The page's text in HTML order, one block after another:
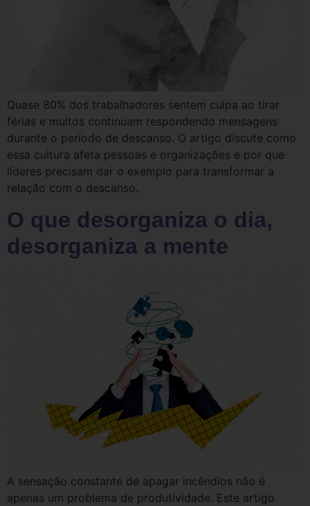
Quase 80% dos trabalhadores sentem culpa ao tirar
férias e muitos continuam respondendo mensagens
durante o período de descanso. O artigo discute como
essa cultura afeta pessoas e organizações e por que
líderes precisam dar o exemplo para transformar a
relação com o descanso.
O que desorganiza o dia,
desorganiza a mente
A sensação constante de apagar incêndios não é
apenas um problema de produtividade. Este artigo